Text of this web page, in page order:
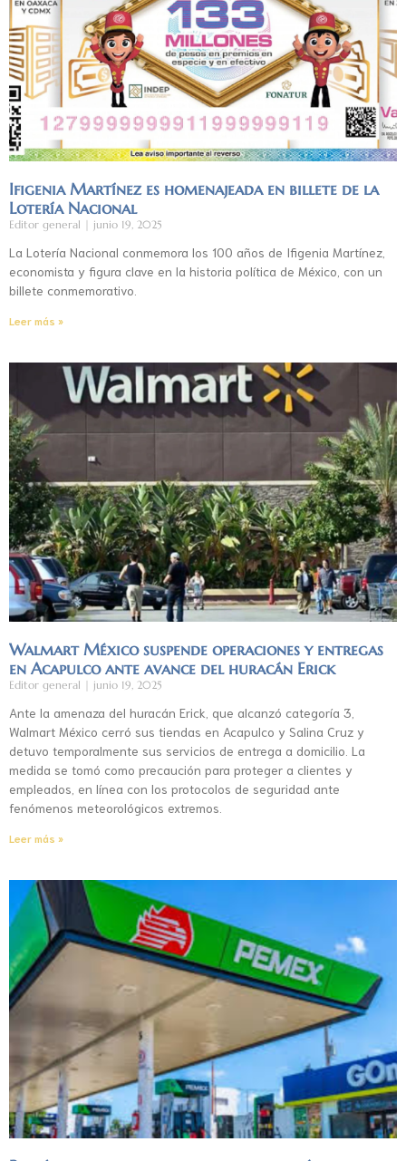
Ifigenia Martínez es homenajeada en billete de la
Lotería Nacional
Editor general junio 19, 2025
La Lotería Nacional conmemora los 100 años de Ifigenia Martínez,
economista y figura clave en la historia política de México, con un
billete conmemorativo.
Leer más »
Walmart México suspende operaciones y entregas
en Acapulco ante avance del huracán Erick
Editor general junio 19, 2025
Ante la amenaza del huracán Erick, que alcanzó categoría 3,
Walmart México cerró sus tiendas en Acapulco y Salina Cruz y
detuvo temporalmente sus servicios de entrega a domicilio. La
medida se tomó como precaución para proteger a clientes y
empleados, en línea con los protocolos de seguridad ante
fenómenos meteorológicos extremos.
Leer más »